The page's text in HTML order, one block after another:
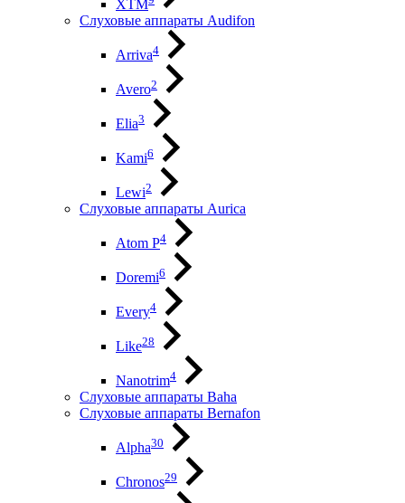
XTM
Слуховые аппараты Audifon
Arriva4
Avero2
Elia3
Kami6
Lewi2
Слуховые аппараты Aurica
Atom P4
Doremi6
Every4
Like28
Nanotrim4
Слуховые аппараты Baha
Слуховые аппараты Bernafon
Alpha30
Chronos29